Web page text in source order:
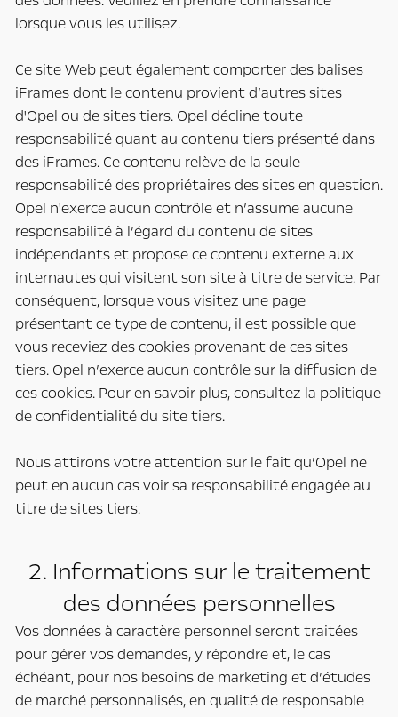
lorsque vous les utilisez.
Ce site Web peut également comporter des balises
iFrames dont le contenu provient d’autres sites
d'Opel ou de sites tiers. Opel décline toute
responsabilité quant au contenu tiers présenté dans
des iFrames. Ce contenu relève de la seule
responsabilité des propriétaires des sites en question.
Opel n'exerce aucun contrôle et n’assume aucune
responsabilité à l’égard du contenu de sites
indépendants et propose ce contenu externe aux
internautes qui visitent son site à titre de service. Par
conséquent, lorsque vous visitez une page
présentant ce type de contenu, il est possible que
vous receviez des cookies provenant de ces sites
tiers. Opel n’exerce aucun contrôle sur la diffusion de
ces cookies. Pour en savoir plus, consultez la politique
de confidentialité du site tiers.
Nous attirons votre attention sur le fait qu’Opel ne
peut en aucun cas voir sa responsabilité engagée au
titre de sites tiers.
2. Informations sur le traitement
des données personnelles
Vos données à caractère personnel seront traitées
pour gérer vos demandes, y répondre et, le cas
échéant, pour nos besoins de marketing et d’études
de marché personnalisés, en qualité de responsable